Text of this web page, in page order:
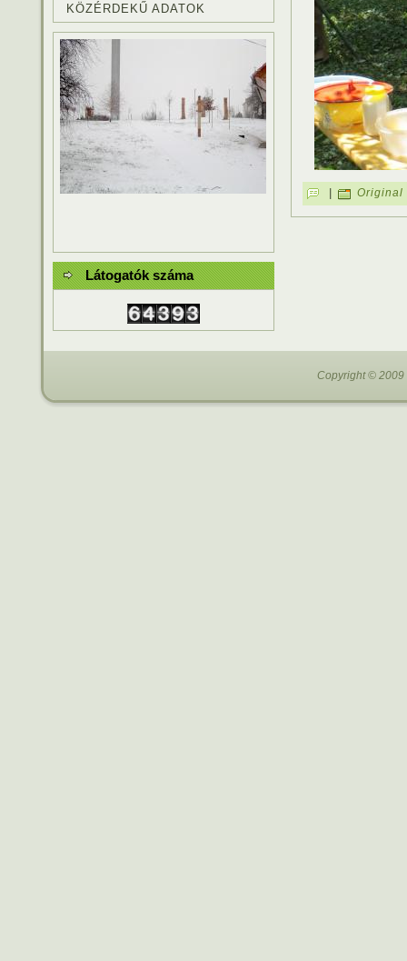
Original
KÖZÉRDEKŰ ADATOK
Látogatók száma
Copyright © 2009